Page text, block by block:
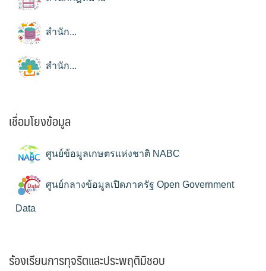
สำนัก...
สำนัก...
เชื่อมโยงข้อมูล
ศูนย์ข้อมูลเกษตรแห่งชาติ NABC
ศูนย์กลางข้อมูลเปิดภาครัฐ Open Government
Data
ร้องเรียนการทุจริตและประพฤติมิชอบ